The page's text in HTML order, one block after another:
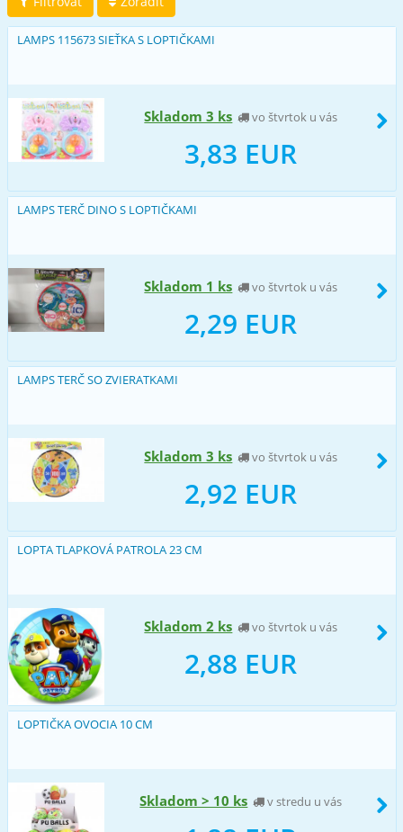
LAMPS 115673 SIEŤKA S LOPTIČKAMI
Skladom 3 ks vo štvrtok u vás
3,83 EUR
LAMPS TERČ DINO S LOPTIČKAMI
Skladom 1 ks vo štvrtok u vás
2,29 EUR
LAMPS TERČ SO ZVIERATKAMI
Skladom 3 ks vo štvrtok u vás
2,92 EUR
LOPTA TLAPKOVÁ PATROLA 23 CM
Skladom 2 ks vo štvrtok u vás
2,88 EUR
LOPTIČKA OVOCIA 10 CM
Skladom > 10 ks v stredu u vás